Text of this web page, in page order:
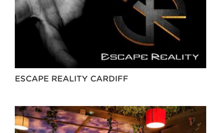
ESCAPE REALITY CARDIFF